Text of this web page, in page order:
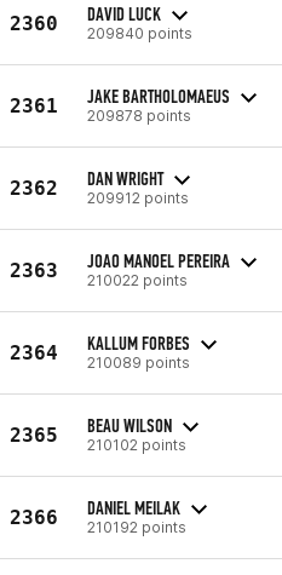
2360 DAVID LUCK
209840 points
2361 JAKE BARTHOLOMAEUS
209878 points
2362 DAN WRIGHT
209912 points
2363 JOAO MANOEL PEREIRA
210022 points
2364 KALLUM FORBES
210089 points
2365 BEAU WILSON
210102 points
2366 DANIEL MEILAK
210192 points